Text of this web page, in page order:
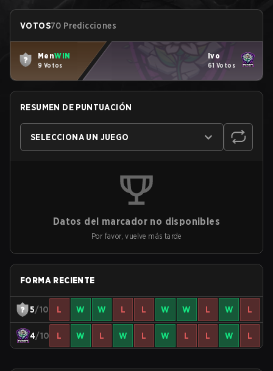
VOTOS70 Predicciones
MenWIN
9 Votos
Ivo
61 Votos
RESUMEN DE PUNTUACIÓN
SELECCIONA UN JUEGO
Datos del marcador no disponibles
Por favor, vuelve más tarde
FORMA RECIENTE
5/10 L W W L L W W L W L
4/10 L W L W L W L L W L